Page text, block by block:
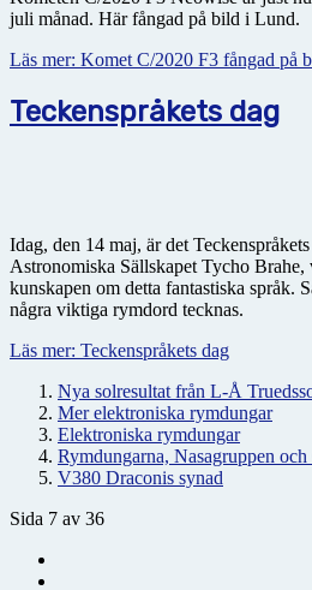
juli månad. Här fångad på bild i Lund.
Läs mer: Komet C/2020 F3 fångad på
Teckenspråkets dag
Idag, den 14 maj, är det
Astronomiska Sällskapet Tycho
kunskapen om detta fantastiska språk.
några viktiga rymdord tecknas.
Läs mer: Teckenspråkets dag
Nya solresultat från L-Å
Mer elektroniska rymdungar
Elektroniska rymdungar
Rymdungarna, Nasagruppen
V380 Draconis synad
Sida 7 av 36